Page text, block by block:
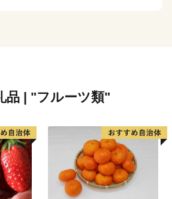
品 | "フルーツ類"